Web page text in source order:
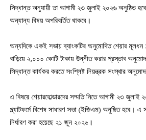
সিদ্ধান্ত অনুযায়ী তা আগামী ২৩ জুলাই ২০২৬ অনুষ্ঠিত
অন্যান্য বিষয় অপরিবর্তিত থাকবে।
অন্যদিকে একই সভায় ব্যাংকটির অনুমোদিত শেয়ার মূলধন
বাড়িয়ে ২,০০০ কোটি টাকায় উন্নীত করার প্রস্তাব
সিদ্ধান্ত কার্যকর করতে সংশ্লিষ্ট নিয়ন্ত্রক সংস্থার
এ বিষয়ে শেয়ারহোল্ডারদের সম্মতি নিতে আগামী ২৩ জুলাই
প্ল্যাটফর্মে বিশেষ সাধারণ সভা (ইজিএম) অনুষ্ঠিত হবে। এ
নির্ধারণ করা হয়েছে ২১ জুন ২০২৬।